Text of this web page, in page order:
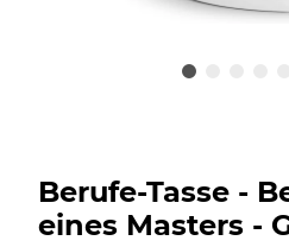
Berufe-Tasse -
eines Masters -